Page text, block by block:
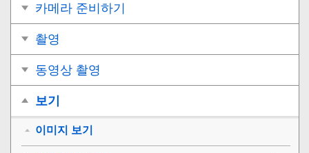
카메라 준비하기
촬영
동영상 촬영
보기
이미지 보기